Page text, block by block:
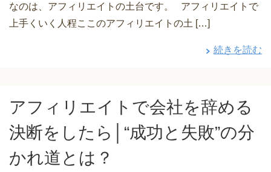
なのは、アフィリエイトの土台です。 アフィリエイトで
上手くいく人程ここのアフィリエイトの土 […]
続きを読む
アフィリエイトで会社を辞める
決断をしたら│“成功と失敗”の分
かれ道とは？